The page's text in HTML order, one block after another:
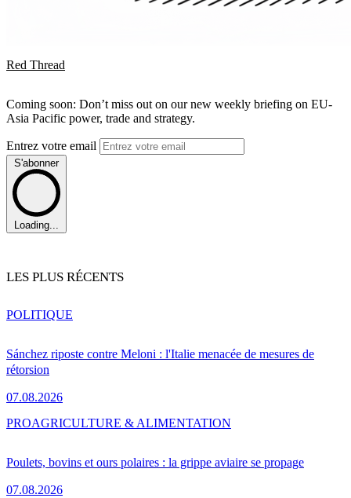
Red Thread
Coming soon: Don’t miss out on our new weekly briefing on EU-
Asia Pacific power, trade and strategy.
Entrez votre email
S'abonner
Loading...
LES PLUS RÉCENTS
Sánchez riposte contre Meloni : l'Italie menacée de mesures de
rétorsion
07.08.2026
POLITIQUE
Poulets, bovins et ours polaires : la grippe aviaire se propage
07.08.2026
PROAGRICULTURE & ALIMENTATION